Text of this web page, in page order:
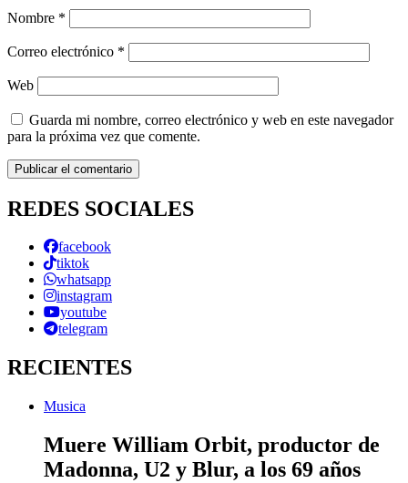
Nombre *
Correo electrónico *
Web
Guarda mi nombre, correo electrónico y web en este navegador
para la próxima vez que comente.
REDES SOCIALES
facebook
tiktok
whatsapp
instagram
youtube
telegram
RECIENTES
Musica
Muere William Orbit, productor de
Madonna, U2 y Blur, a los 69 años